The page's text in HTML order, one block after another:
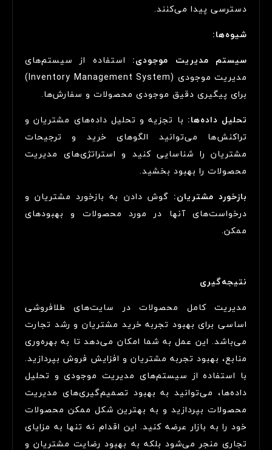
دسترسی پیدا می‌کنند.
شیوه‌ها:
سیستم مدیریت موجودی: استفاده از سیستم‌های
مدیریت موجودی (Inventory Management System)
برای پیگیری دقیق موجودی محصولات و سفارش‌ها.
تحلیل داده‌ها: با تجزیه و تحلیل داده‌های مشتریان و
تراکنش‌ها می‌توانید الگوهای خرید و ترجیحات
مشتریان را شناسایی کنید و استراتژی‌های مدیریت
محصولات را بهبود بخشید.
بازخورد مشتریان: گوش دادن به بازخورد مشتریان و
درخواست‌های آنها در مورد محصولات و بهبودهای
ممکن.
نتیجه‌گیری
مدیریت کامل محصولات در سایت‌های طلافروشی
اساسی برای بهبود تجربه خرید مشتریان و رشد تجارت
می‌باشد. این عمل به شما امکان می‌دهد تا به بهره‌وری
منابع، بهبود تجربه مشتریان و افزایش فروش بپردازید.
با استفاده از سیستم‌های مدیریت موجودی و تحلیل
داده‌ها، می‌توانید به بهبود تصمیم‌گیری‌های مدیریت
محصولات بپردازید و به بهترین شکل ممکن محصولات
خود را به بازار عرضه کنید. این اقدام نه تنها به مزایای
تجاری منجر می‌شود بلکه به بهبود رضایت مشتریان و